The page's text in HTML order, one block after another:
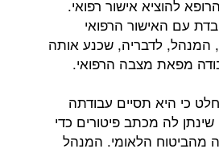
להוציא אישור רפואי.
עם האישור הרפואי
לדבריה, שכנע אותה
מפאת מצבה הרפואי.
כי היא תסיים עבודתה
לה מכתב פיטורים כדי
מהביטוח הלאומי. המנהל